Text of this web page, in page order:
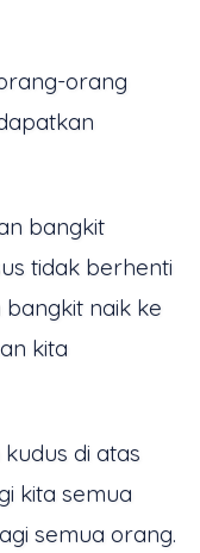
orang
bangkit
tidak berhenti
naik ke
kita
di atas
kita semua
semua orang.